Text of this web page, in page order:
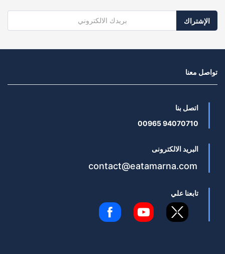
الإشتراك
تواصل معنا
اتصل بنا
94070710 00965
البريد الالكترونى
contact@eatamarna.com
تابعنا علي